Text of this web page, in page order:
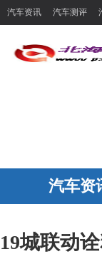
汽车资讯 汽车测评
汽车资
19城联动